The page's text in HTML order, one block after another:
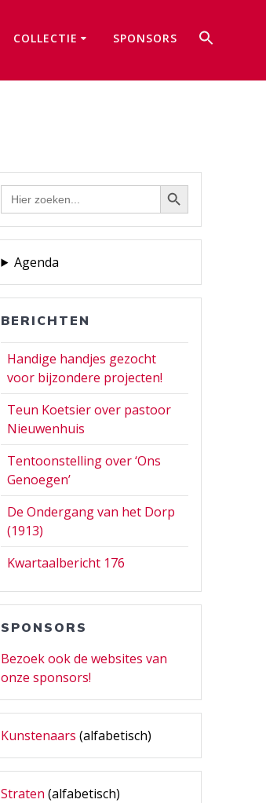
COLLECTIE SPONSORS
Zoek
naar:
Zoekknop
Agenda
BERICHTEN
Handige handjes gezocht
voor bijzondere projecten!
Teun Koetsier over pastoor
Nieuwenhuis
Tentoonstelling over ‘Ons
Genoegen’
De Ondergang van het Dorp
(1913)
Kwartaalbericht 176
SPONSORS
Bezoek ook de websites van
onze sponsors!
Kunstenaars (alfabetisch)
Straten (alfabetisch)